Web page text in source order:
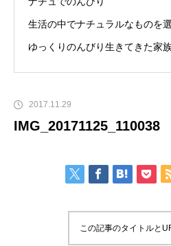
生活の中でナチュラルなものを
ゆっくりのんびり生きてきた家
2017.11.29
IMG_20171125_110038
この記事のタイトルと